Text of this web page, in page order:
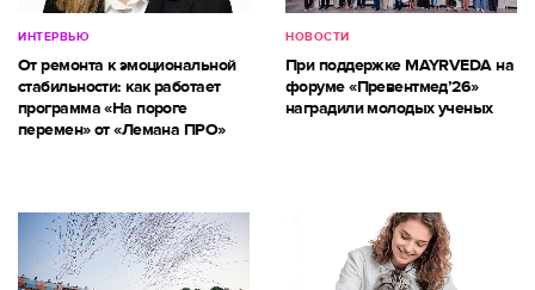
ИНТЕРВЬЮ
От ремонта к эмоциональной
стабильности: как работает
программа «На пороге
перемен» от «Лемана ПРО»
НОВОСТИ
При поддержке MAYRVEDA на
форуме «Превентмед’26»
наградили молодых ученых